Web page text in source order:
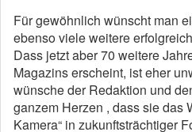
Für gewöhnlich wünscht man
ebenso viele weitere
Dass jetzt aber 70 weitere
Magazins erscheint, ist eher
wünsche der Redaktion und
ganzem Herzen , dass sie das
Kamera“ in zukunftsträchtiger